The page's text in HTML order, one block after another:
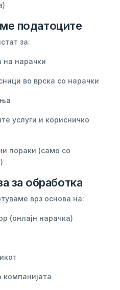
податоците
за:
на нарачки
во врска со нарачки
услуги и корисничко
пораки (само со
за обработка
врз основа на:
(онлајн нарачка)
компанијата